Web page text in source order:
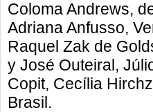
Coloma Andrews,
Adriana Anfusso,
Raquel Zak de
y José Outeiral,
Copit, Cecília
Brasil.